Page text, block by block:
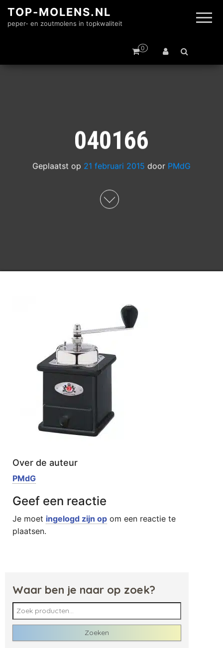
TOP-MOLENS.NL
peper- en zoutmolens in topkwaliteit
0
040166
Geplaatst op 21 februari 2015 door PMdG
Over de auteur
PMdG
Geef een reactie
Je moet ingelogd zijn op om een reactie te
plaatsen.
Waar ben je naar op zoek?
Zoeken naar:
Zoeken